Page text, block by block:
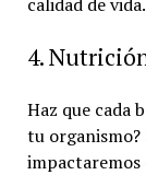
4.
Haz que cada
tu organismo?
impactaremos